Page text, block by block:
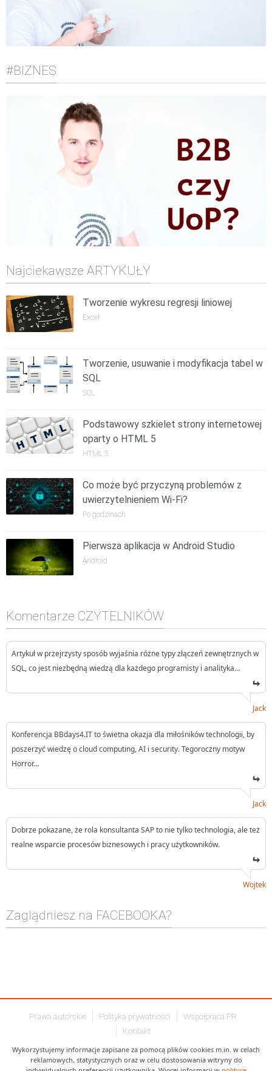
#BIZNES
Najciekawsze ARTYKUŁY
Tworzenie wykresu regresji liniowej
Excel
Tworzenie, usuwanie i modyfikacja tabel w
SQL
SQL
Podstawowy szkielet strony internetowej
oparty o HTML 5
HTML 5
Co może być przyczyną problemów z
uwierzytelnieniem Wi-Fi?
Po godzinach
Pierwsza aplikacja w Android Studio
Android
Komentarze CZYTELNIKÓW
Artykuł w przejrzysty sposób wyjaśnia różne typy złączeń zewnętrznych w
SQL, co jest niezbędną wiedzą dla każdego programisty i analityka…
Jack
Konferencja BBdays4.IT to świetna okazja dla miłośników technologii, by
poszerzyć wiedzę o cloud computing, AI i security. Tegoroczny motyw
Horror…
Jack
Dobrze pokazane, że rola konsultanta SAP to nie tylko technologia, ale też
realne wsparcie procesów biznesowych i pracy użytkowników.
Wojtek
Zaglądniesz na FACEBOOKA?
Prawa autorskie Polityka prywatności
Współpraca PR
Kontakt
Wykorzystujemy informacje zapisane za pomocą plików cookies m.in. w celach
reklamowych, statystycznych oraz w celu dostosowania witryny do